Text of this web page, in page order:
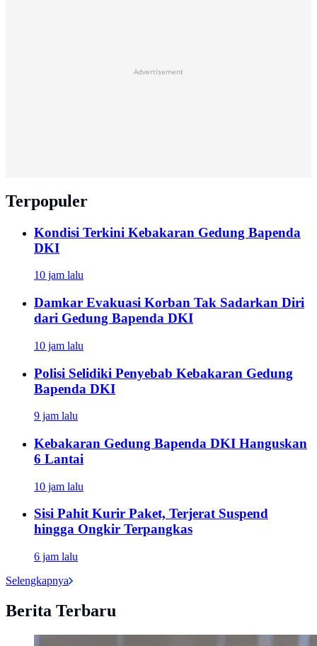
Advertisement
Terpopuler
Kondisi Terkini Kebakaran Gedung Bapenda
DKI
10 jam lalu
Damkar Evakuasi Korban Tak Sadarkan Diri
dari Gedung Bapenda DKI
10 jam lalu
Polisi Selidiki Penyebab Kebakaran Gedung
Bapenda DKI
9 jam lalu
Kebakaran Gedung Bapenda DKI Hanguskan
6 Lantai
10 jam lalu
Sisi Pahit Kurir Paket, Terjerat Suspend
hingga Ongkir Terpangkas
6 jam lalu
Selengkapnya
Berita Terbaru